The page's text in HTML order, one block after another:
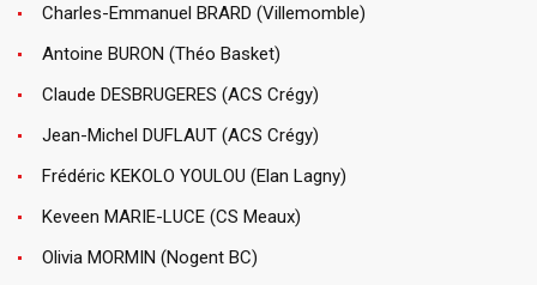
Charles-Emmanuel BRARD (Villemomble)
Antoine BURON (Théo Basket)
Claude DESBRUGERES (ACS Crégy)
Jean-Michel DUFLAUT (ACS Crégy)
Frédéric KEKOLO YOULOU (Elan Lagny)
Keveen MARIE-LUCE (CS Meaux)
Olivia MORMIN (Nogent BC)